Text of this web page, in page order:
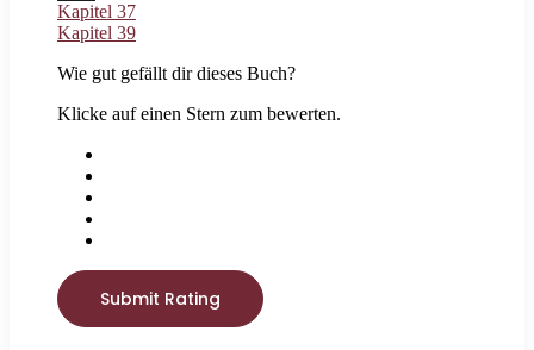
X
Kapitel 37
Kapitel 39
Wie gut gefällt dir dieses Buch?
Klicke auf einen Stern zum bewerten.
Submit Rating